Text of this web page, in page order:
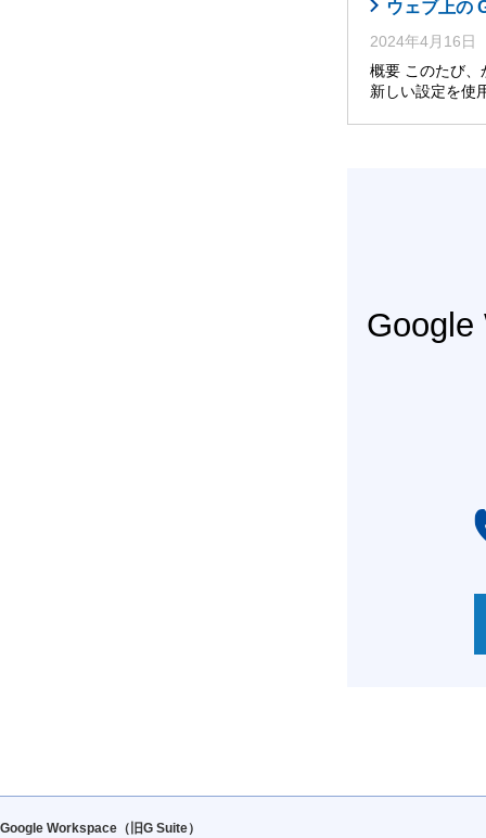
ウェブ上の
2024年4月16日
概要 このたび、
新しい設定を使
Google
Google Workspace（旧G Suite）